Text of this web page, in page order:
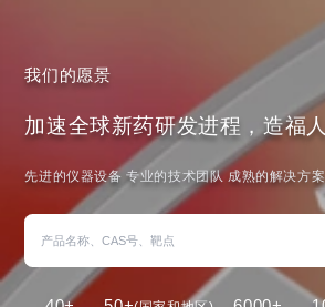
我们的愿景
加速全球新药研发进程，造福
先进的仪器设备 专业的技术团队 成熟的解决方